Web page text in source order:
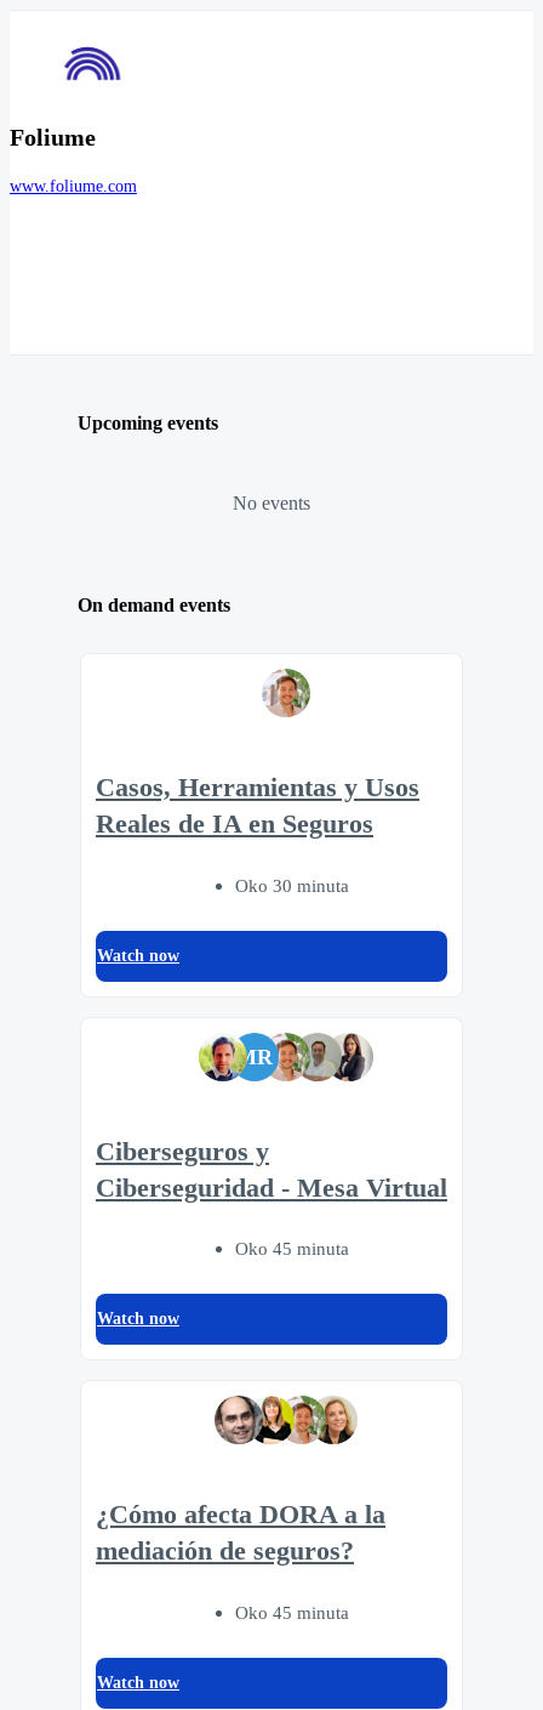
Foliume
www.foliume.com
Upcoming events
No events
On demand events
Casos, Herramientas y Usos
Reales de IA en Seguros
Oko 30 minuta
Watch now
MR
Ciberseguros y
Ciberseguridad - Mesa Virtual
Oko 45 minuta
Watch now
¿Cómo afecta DORA a la
mediación de seguros?
Oko 45 minuta
Watch now